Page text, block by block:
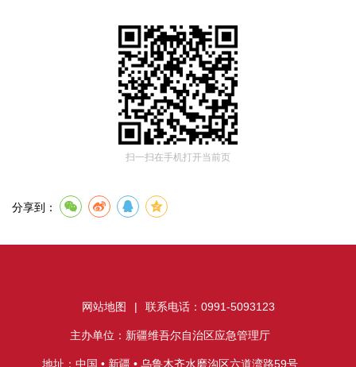
扫一扫在手机打开当前页
分享到：
网站地图 | 联系电话：0991-5093123
主办单位：新疆维吾尔自治区应急管理厅
地址：中国 • 新疆 • 乌鲁木齐水磨沟区六道湾路59号